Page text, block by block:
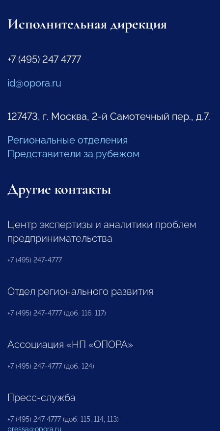
Исполнительная дирекция
+7 (495) 247 4777
id@opora.ru
127473, г. Москва, 2-й Самотечный пер., д.7.
Региональные отделения
Представители за рубежом
Другие контакты
Центр экспертизы и аналитики проблем
предпринимательства
+7 (495) 247-4777
Отдел регионального развития
+7 (495) 247-4777 (доб. 116, 117)
Ассоциация «НП «ОПОРА»
+7 (495) 247-4777 (доб. 124)
Пресс-служба
+7 (495) 247 4777 (доб. 115, 114, 113)
pressa@opora.ru